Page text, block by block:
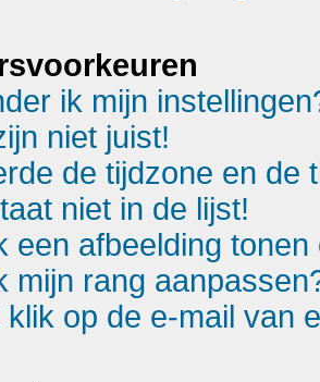
ik mijn
niet juist!
de tijdzone en de
niet in de lijst!
een afbeelding
mijn rang
klik op de e-mail van